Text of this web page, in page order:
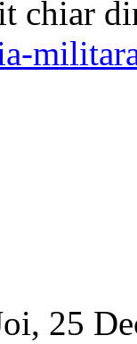
chiar
25